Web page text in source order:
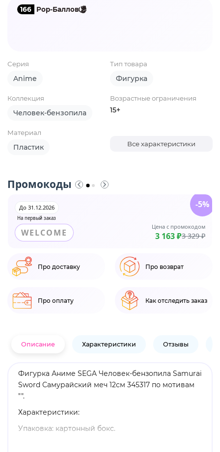
166 Pop-Баллов
Серия
Anime
Тип товара
Фигурка
Коллекция
Человек-бензопила
Возрастные ограничения
15+
Материал
Пластик Все характеристики
Промокоды
На первый заказ
До 31.12.2026
WELCOME
Цена с промокодом
3 163 ₽3 329 ₽
-5%
Про доставку Про возврат
Про оплату Как отследить заказ
Описание Характеристики Отзывы
Фигурка Аниме SEGA Человек-бензопила Samurai
Sword Самурайский меч 12см 345317 по мотивам
"".
Характеристики:
Упаковка: картонный бокс.